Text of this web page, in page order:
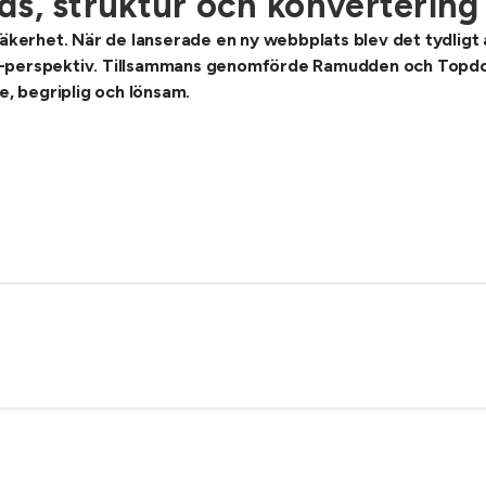
När de lanserade en ny webbplats blev det
Tillsammans genomförde Ramudden och
begriplig och lönsam.